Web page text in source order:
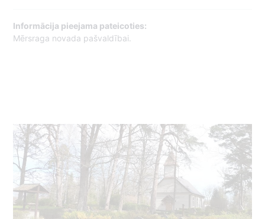
Informācija pieejama pateicoties:
Mērsraga novada pašvaldībai.